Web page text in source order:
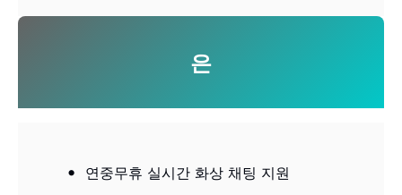
은
연중무휴 실시간 화상 채팅 지원